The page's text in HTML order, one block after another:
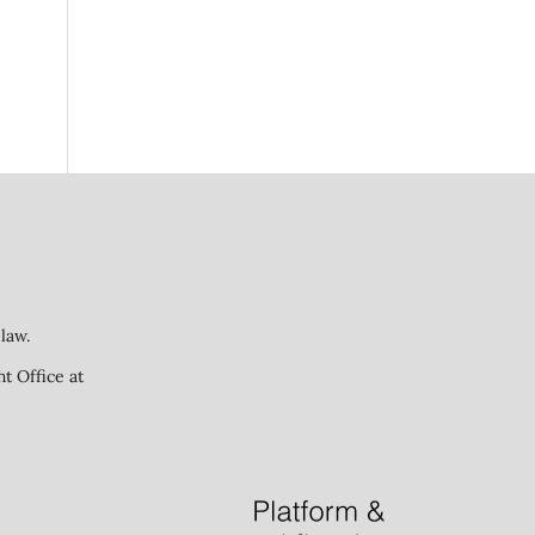
Office at